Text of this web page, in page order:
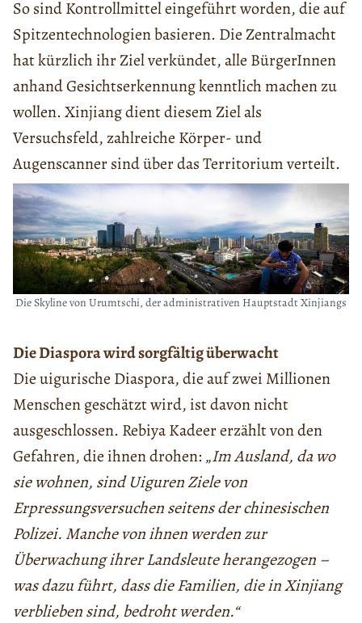
So sind Kontrollmittel eingeführt worden, die auf
Spitzentechnologien basieren. Die Zentralmacht
hat kürzlich ihr Ziel verkündet, alle BürgerInnen
anhand Gesichtserkennung kenntlich machen zu
wollen. Xinjiang dient diesem Ziel als
Versuchsfeld, zahlreiche Körper- und
Augenscanner sind über das Territorium verteilt.
Die Skyline von Urumtschi, der administrativen Hauptstadt Xinjiangs
Die Diaspora wird sorgfältig überwacht
Die uigurische Diaspora, die auf zwei Millionen
Menschen geschätzt wird, ist davon nicht
ausgeschlossen. Rebiya Kadeer erzählt von den
Gefahren, die ihnen drohen: „Im Ausland, da wo
sie wohnen, sind Uiguren Ziele von
Erpressungsversuchen seitens der chinesischen
Polizei. Manche von ihnen werden zur
Überwachung ihrer Landsleute herangezogen –
was dazu führt, dass die Familien, die in Xinjiang
verblieben sind, bedroht werden.“